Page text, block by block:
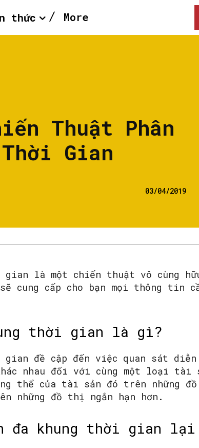
thức More
Thuật Phân
Gian
03/04/2019
gian là một chiến thuật vô cùng
cung cấp cho bạn mọi thông tin
thời gian là gì?
gian đề cập đến việc quan sát
nhau đối với cùng một loại tài
thể của tài sản đó trên những
những đồ thị ngắn hạn hơn.
đa khung thời gian lại